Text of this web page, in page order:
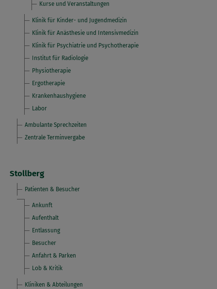
Kurse und Veranstaltungen
Klinik für Kinder- und Jugendmedizin
Klinik für Anästhesie und Intensivmedizin
Klinik für Psychiatrie und Psychotherapie
Institut für Radiologie
Physiotherapie
Ergotherapie
Krankenhaushygiene
Labor
Ambulante Sprechzeiten
Zentrale Terminvergabe
Stollberg
Patienten & Besucher
Ankunft
Aufenthalt
Entlassung
Besucher
Anfahrt & Parken
Lob & Kritik
Kliniken & Abteilungen